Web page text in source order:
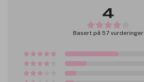
4
Basert på 57 vurderinger